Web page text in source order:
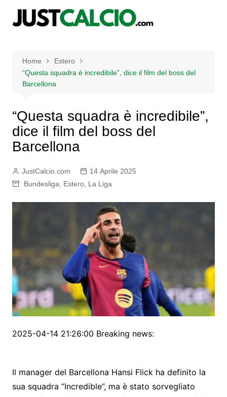
Home
Estero
“Questa squadra è incredibile”, dice il film del boss del
Barcellona
“Questa squadra è incredibile”,
dice il film del boss del
Barcellona
JustCalcio.com
14 Aprile 2025
Bundesliga
Estero, La Liga
2025-04-14 21:26:00 Breaking news:
Il manager del Barcellona Hansi Flick ha definito la
sua squadra “Incredible”, ma è stato sorvegliato